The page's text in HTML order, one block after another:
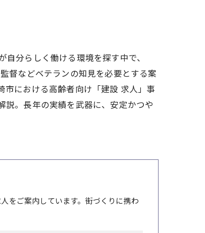
分らしく働ける環境を探す中で、
督などベテランの知見を必要とする案
における高齢者向け「建設 求人」事
。長年の実績を武器に、安定かつや
をご案内しています。街づくりに携わ